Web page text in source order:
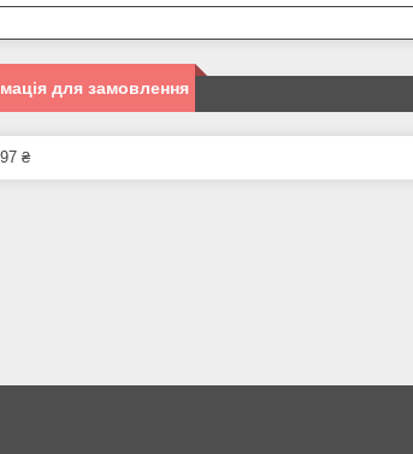
для замовлення
97 ₴